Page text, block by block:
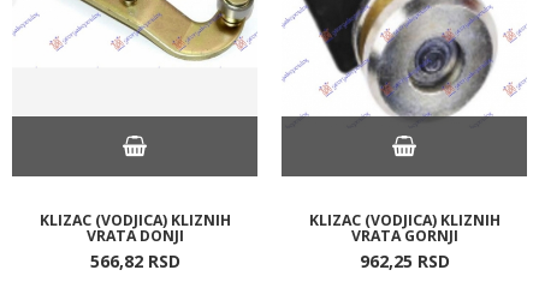
KLIZAC (VODJICA) KLIZNIH
VRATA DONJI
566,82 RSD
KLIZAC (VODJICA) KLIZNIH
VRATA GORNJI
962,25 RSD